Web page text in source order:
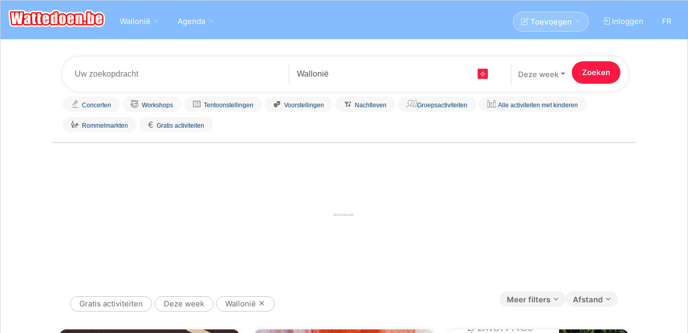
Wallonië Agenda FR
Inloggen
Toevoegen
Deze week
Concerten Workshops Tentoonstellingen Voorstellingen Nachtleven Groepsactiviteiten Alle activiteiten met kinderen
Rommelmarkten € Gratis activiteiten
Afstand
Meer filters
Gratis activiteiten Deze week Wallonië